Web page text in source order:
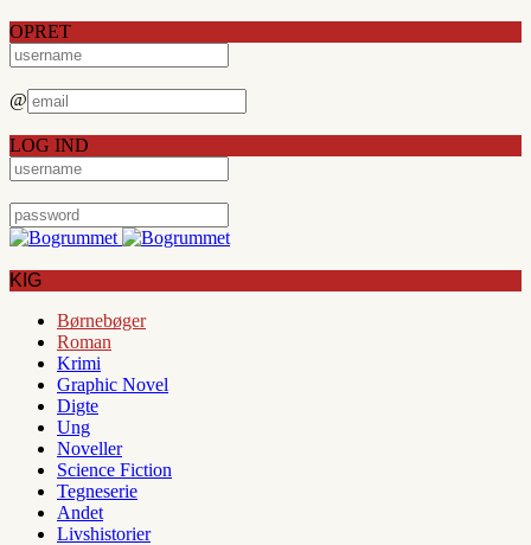
OPRET
@
LOG IND
KIG
Børnebøger
Roman
Krimi
Graphic Novel
Digte
Ung
Noveller
Science Fiction
Tegneserie
Andet
Livshistorier